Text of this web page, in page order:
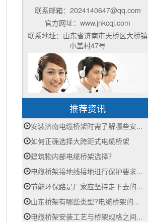
联系邮箱：2024140647@qq.com
官方网址：www.jnkcqj.com
联系地址：山东省济南市天桥区大桥镇
小盖村47号
推荐资讯
安装济南电缆桥架时需了解哪些安...
如何正确选择大跨距式电缆桥架
建筑物内部电缆桥架选择？
电缆桥架接地线接地进行保护要求...
节能环保路是厂家应坚持走下去的...
山东桥架有哪些类型?电缆桥架的...
电缆桥架安装工艺与桥架规格之间...